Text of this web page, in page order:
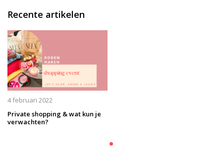
Recente artikelen
4 februari 2022
Private shopping & wat kun je
verwachten?